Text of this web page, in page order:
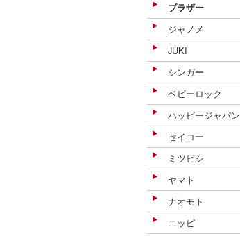
ブラザー
ジャノメ
JUKI
シンガー
ベビーロック
ハッピージャパン
セイコー
ミツビシ
ヤマト
ナオモト
ニッピ